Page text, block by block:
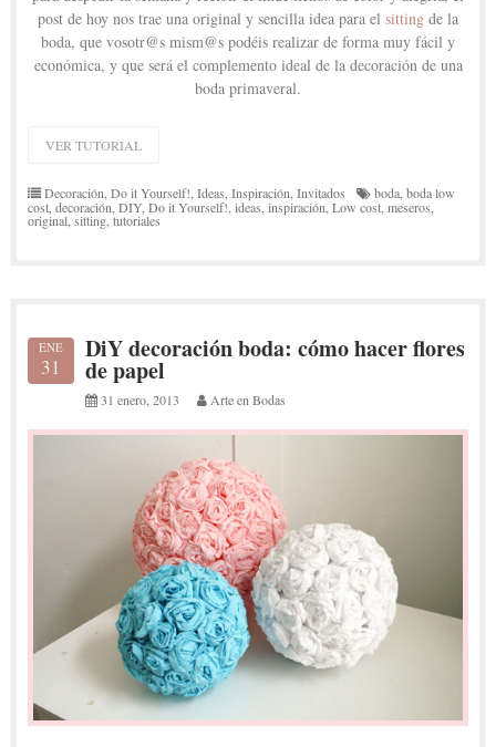
post de hoy nos trae una original y sencilla idea para el sitting de la
boda, que vosotr@s mism@s podéis realizar de forma muy fácil y
económica, y que será el complemento ideal de la decoración de una
boda primaveral.
VER TUTORIAL
Decoración Do it Yourself! Ideas Inspiración Invitados boda boda low
cost decoración DIY Do it Yourself! ideas inspiración Low cost meseros
original sitting tutoriales
ENE
31
DiY decoración boda: cómo hacer flores
de papel
31 enero, 2013 Arte en Bodas